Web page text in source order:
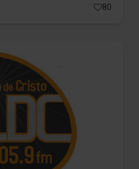
80